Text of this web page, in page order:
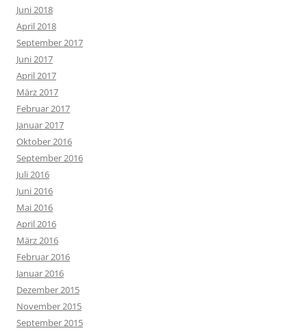
Juni 2018
April 2018
September 2017
Juni 2017
April 2017
März 2017
Februar 2017
Januar 2017
Oktober 2016
September 2016
Juli 2016
Juni 2016
Mai 2016
April 2016
März 2016
Februar 2016
Januar 2016
Dezember 2015
November 2015
September 2015